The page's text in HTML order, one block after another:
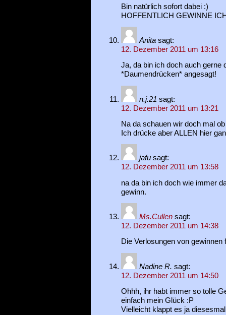
Bin natürlich sofort dabei :)
HOFFENTLICH GEWINNE
Anita sagt:
12. Dezember 2011 um 13:16
Ja, da bin ich doch auch gerne
*Daumendrücken* angesagt!
n.j.21 sagt:
12. Dezember 2011 um 13:21
Na da schauen wir doch mal
Ich drücke aber ALLEN hier
jafu sagt:
12. Dezember 2011 um 13:58
na da bin ich doch wie immer
gewinn.
Ms.Cullen sagt:
12. Dezember 2011 um 14:38
Die Verlosungen von gewinnen
Nadine R. sagt:
12. Dezember 2011 um 14:50
Ohhh, ihr habt immer so tolle
einfach mein Glück :P
Vielleicht klappt es ja